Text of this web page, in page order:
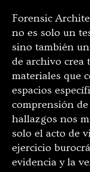
Forensic
no es solo un
sino también
de archivo crea
materiales que
espacios
comprensión
hallazgos nos
solo el acto de
ejercicio
evidencia y la